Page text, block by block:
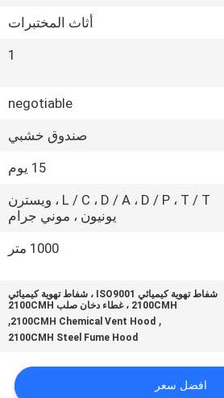
أثاث المختبرات
1
negotiable
صندوق خشبي
15 يوم
L / C ، D / A ، D / P ، T / T ، ويسترن
يونيون ، موني جرام
1000 متر
شفاط تهوية كيميائي ISO9001 ، شفاط تهوية كيميائي
2100CMH ، غطاء دخان صلب 2100CMH
,
2100CMH Chemical Vent Hood
,
2100CMH Steel Fume Hood
افضل سعر